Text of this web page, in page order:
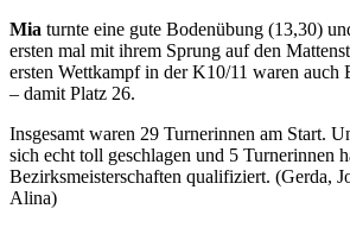
Mia turnte eine gute Bodenübung (13,30)
ersten mal mit ihrem Sprung auf den
ersten Wettkampf in der K10/11 waren auch
– damit Platz 26.
Insgesamt waren 29 Turnerinnen am Start.
sich echt toll geschlagen und 5 Turnerinnen
Bezirksmeisterschaften qualifiziert. (Gerda,
Alina)